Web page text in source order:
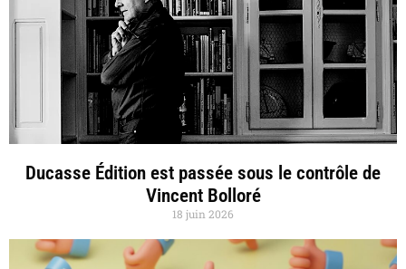
Ducasse Édition est passée sous le contrôle de
Vincent Bolloré
18 juin 2026